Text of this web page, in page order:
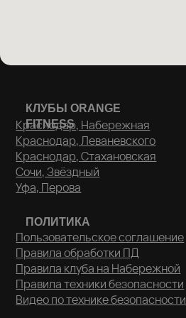
Пользовательское соглашение
Правила обработки ПД
Правила клуба на Набережной
Правила техники безопасности
Видео по технике безопасности
ПОЛИТИКА
Краснодар, Набережная
Краснодар, Леваневского
Краснодар, Стахановская
Сочи, Звёздный
Уфа, Перова
КЛУБЫ ORANGE
FITNESS